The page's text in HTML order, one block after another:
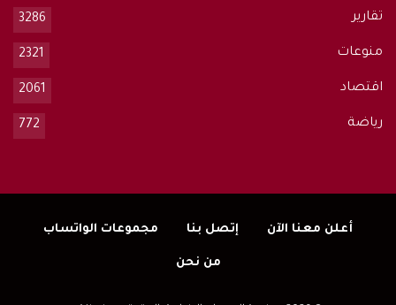
تقارير 3286
منوعات 2321
اقتصاد 2061
رياضة 772
أعلن معنا الآن إتصل بنا مجموعات الواتساب
من نحن